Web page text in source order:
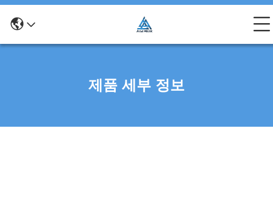
제품 세부 정보